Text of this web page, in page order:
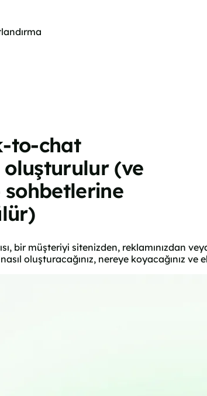
to-chat
oluşturulur (ve
bir müşteriyi sitenizden, reklamınızdan
oluşturacağınız, nereye koyacağınız